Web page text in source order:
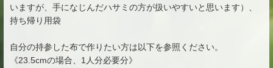
いますが、手になじんだハサミの方が扱いやすいと思います）、
持ち帰り用袋
自分の持参した布で作りたい方は以下を参照ください。
《23.5cmの場合、1人分必要分》